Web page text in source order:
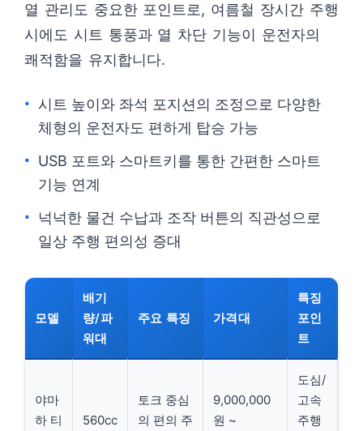
열 관리도 중요한 포인트로, 여름철 장시간 주행
시에도 시트 통풍과 열 차단 기능이 운전자의
쾌적함을 유지합니다.
시트 높이와 좌석 포지션의 조정으로 다양한
체형의 운전자도 편하게 탑승 가능
USB 포트와 스마트키를 통한 간편한 스마트
기능 연계
넉넉한 물건 수납과 조작 버튼의 직관성으로
일상 주행 편의성 증대
모델
배기
량/파
워대
주요 특징 가격대
특징
포인
트
야마
하 티
560cc
토크 중심
의 편의 주
9,000,000
원 ~
도심/
고속
주행